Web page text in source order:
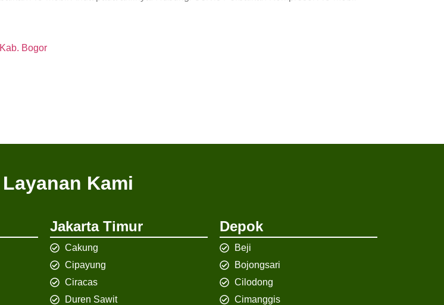
Bogor
Kami
Jakarta Timur
Cakung
Cipayung
Ciracas
Duren Sawit
Depok
Beji
Bojongsari
Cilodong
Cimanggis